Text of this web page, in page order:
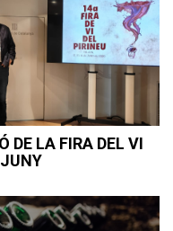
DE LA FIRA DEL VI